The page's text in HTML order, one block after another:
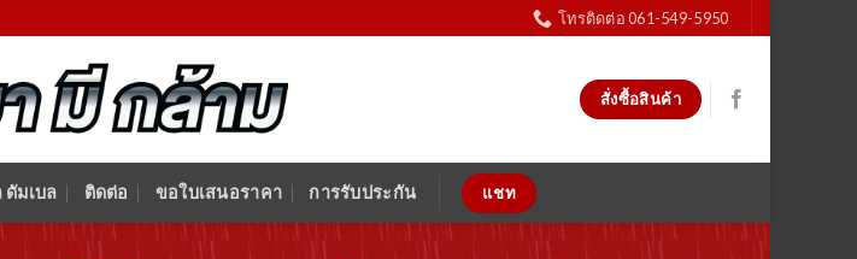
โทรติดต่อ 061-549-5950
สั่งซื้อสินค้า
ดัมเบล ติดต่อ ขอใบเสนอราคา การรับประกัน แชท